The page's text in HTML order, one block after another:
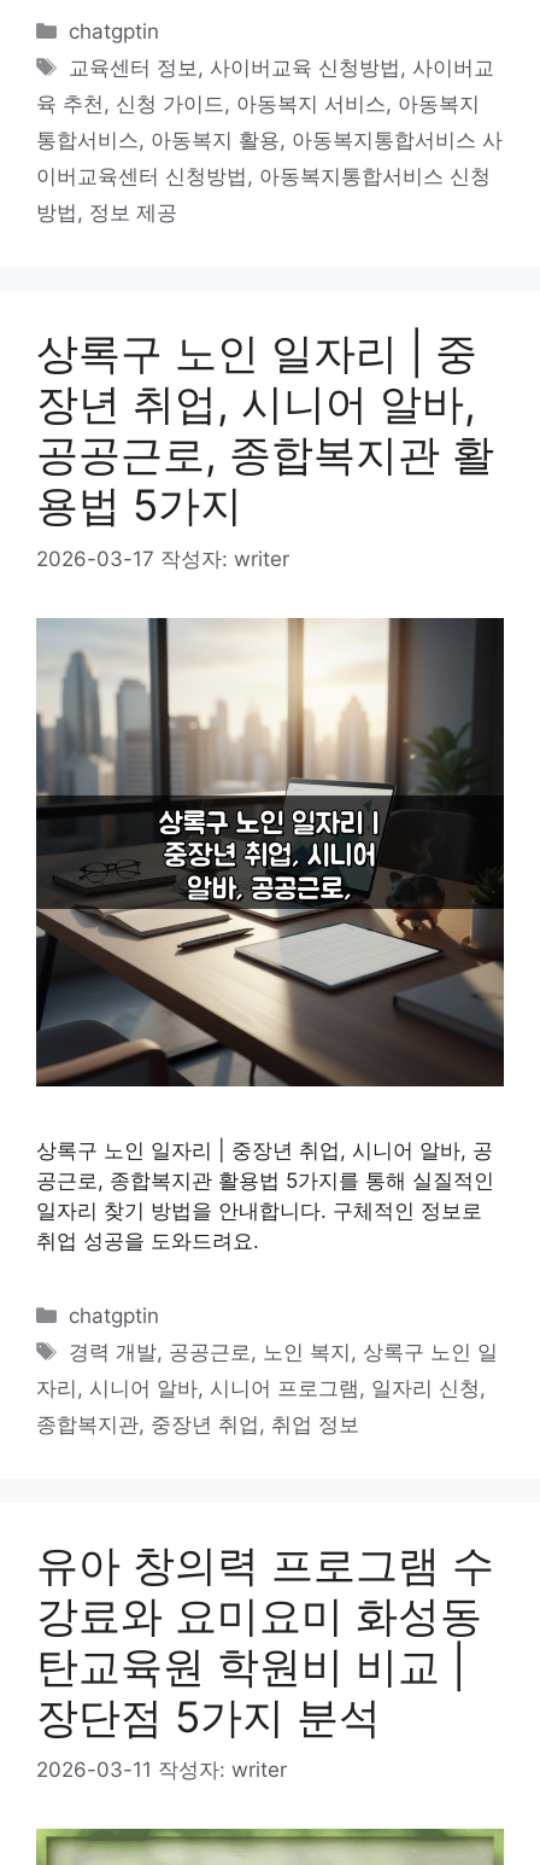
카
테
리
chatgptin
태
그
교육센터 정보, 사이버교육 신청방법, 사이버교
육 추천, 신청 가이드, 아동복지 서비스, 아동복지
통합서비스, 아동복지 활용, 아동복지통합서비스 사
이버교육센터 신청방법, 아동복지통합서비스 신청
방법, 정보 제공
상록구 노인 일자리 | 중
장년 취업, 시니어 알바,
공공근로, 종합복지관 활
용법 5가지
2026-03-17 작성자: writer
상록구 노인 일자리 | 중장년 취업, 시니어 알바, 공
공근로, 종합복지관 활용법 5가지를 통해 실질적인
일자리 찾기 방법을 안내합니다. 구체적인 정보로
취업 성공을 도와드려요.
카
테
고
리
chatgptin
태
그
경력 개발, 공공근로 , 노인 복지 , 상록구 노인 일
자리 , 시니어 알바, 시니어 프로그램 , 일자리 신청 ,
종합복지관, 중장년 취업 , 취업 정보
유아 창의력 프로그램 수
강료와 요미요미 화성동
탄교육원 학원비 비교 |
장단점 5가지 분석
2026-03-11 작성자: writer